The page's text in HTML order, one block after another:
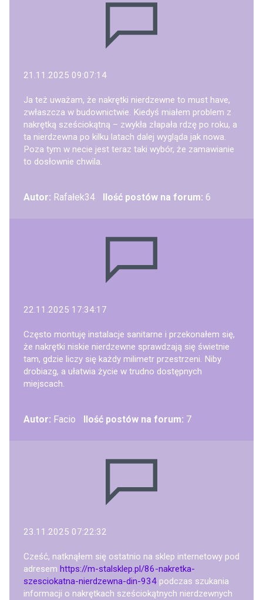
21.11.2025 09:07:14
Ja też uważam, że nakrętki nierdzewne to must have,
zwłaszcza w budownictwie. Kiedyś miałem problem z
nakrętką sześciokątną – zwykła złapała rdzę po roku, a
ta nierdzewna po kilku latach dalej wygląda jak nowa.
Poza tym w necie jest teraz taki wybór, że zamawianie
to dosłownie chwila.
Autor: Rafałek34 Ilość postów na forum: 6
22.11.2025 17:34:17
Często montuję instalacje sanitarne i przekonałem się,
że nakrętki niskie nierdzewne sprawdzają się świetnie
tam, gdzie liczy się każdy milimetr przestrzeni. Niby
drobiazg, a ułatwia życie w trudno dostępnych
miejscach.
Autor: Facio Ilość postów na forum: 7
23.11.2025 07:22:32
Cześć, natknąłem się ostatnio na sklep internetowy pod
adresem https://m-stalsklep.pl/86-nakretka-
szesciokatna-nierdzewna-din-934 podczas szukania
informacji o nakrętkach sześciokątnych nierdzewnych